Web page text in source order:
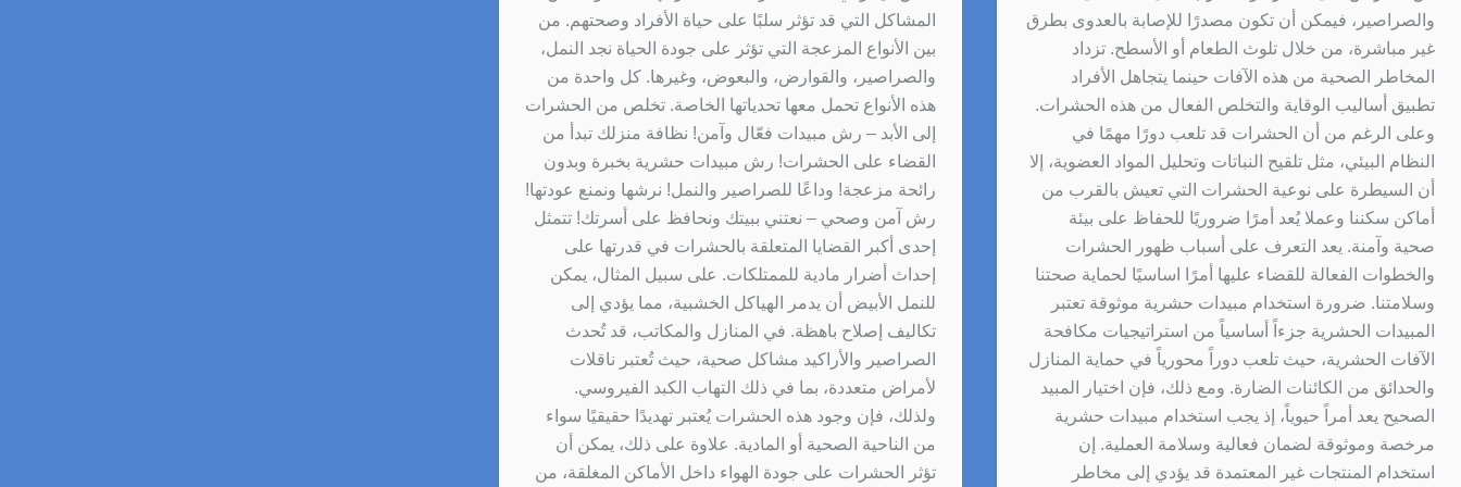
والصراصير، فيمكن أن تكون مصدرًا للإصابة بالعدوى بطرق
غير مباشرة، من خلال تلوث الطعام أو الأسطح. تزداد
المخاطر الصحية من هذه الآفات حينما يتجاهل الأفراد
تطبيق أساليب الوقاية والتخلص الفعال من هذه الحشرات.
وعلى الرغم من أن الحشرات قد تلعب دورًا مهمًا في
النظام البيئي، مثل تلقيح النباتات وتحليل المواد العضوية، إلا
أن السيطرة على نوعية الحشرات التي تعيش بالقرب من
أماكن سكننا وعملا يُعد أمرًا ضروريًا للحفاظ على بيئة
صحية وآمنة. يعد التعرف على أسباب ظهور الحشرات
والخطوات الفعالة للقضاء عليها أمرًا اساسيًا لحماية صحتنا
وسلامتنا. ضرورة استخدام مبيدات حشرية موثوقة تعتبر
المبيدات الحشرية جزءاً أساسياً من استراتيجيات مكافحة
الآفات الحشرية، حيث تلعب دوراً محورياً في حماية المنازل
والحدائق من الكائنات الضارة. ومع ذلك، فإن اختيار المبيد
الصحيح يعد أمراً حيوياً، إذ يجب استخدام مبيدات حشرية
مرخصة وموثوقة لضمان فعالية وسلامة العملية. إن
استخدام المنتجات غير المعتمدة قد يؤدي إلى مخاطر
المشاكل التي قد تؤثر سلبًا على حياة الأفراد وصحتهم. من
بين الأنواع المزعجة التي تؤثر على جودة الحياة نجد النمل،
والصراصير، والقوارض، والبعوض، وغيرها. كل واحدة من
هذه الأنواع تحمل معها تحدياتها الخاصة. تخلص من الحشرات
إلى الأبد – رش مبيدات فعّال وآمن! نظافة منزلك تبدأ من
القضاء على الحشرات! رش مبيدات حشرية بخبرة وبدون
رائحة مزعجة! وداعًا للصراصير والنمل! نرشها ونمنع عودتها!
رش آمن وصحي – نعتني ببيتك ونحافظ على أسرتك! تتمثل
إحدى أكبر القضايا المتعلقة بالحشرات في قدرتها على
إحداث أضرار مادية للممتلكات. على سبيل المثال، يمكن
للنمل الأبيض أن يدمر الهياكل الخشبية، مما يؤدي إلى
تكاليف إصلاح باهظة. في المنازل والمكاتب، قد تُحدث
الصراصير والأراكيد مشاكل صحية، حيث تُعتبر ناقلات
لأمراض متعددة، بما في ذلك التهاب الكبد الفيروسي.
ولذلك، فإن وجود هذه الحشرات يُعتبر تهديدًا حقيقيًا سواء
من الناحية الصحية أو المادية. علاوة على ذلك، يمكن أن
تؤثر الحشرات على جودة الهواء داخل الأماكن المغلقة، من